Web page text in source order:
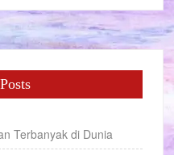
Terbanyak di Dunia